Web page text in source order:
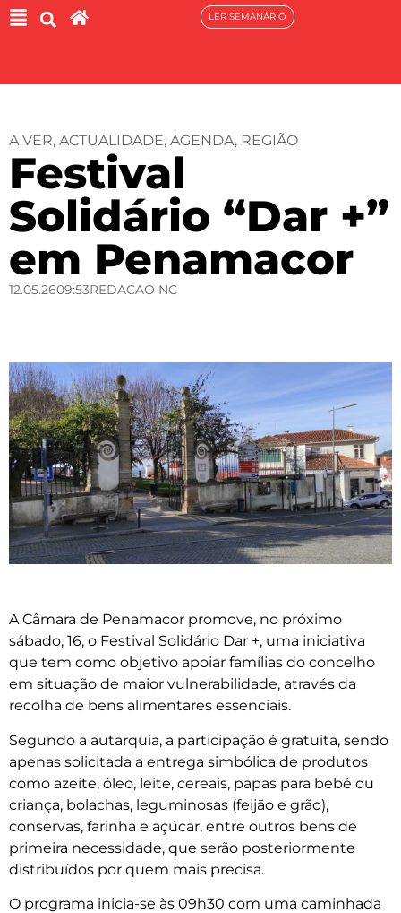
LER SEMANÁRIO
A VER, ACTUALIDADE, AGENDA, REGIÃO
Festival
Solidário “Dar +”
em Penamacor
12.05.2609:53REDACAO NC
A Câmara de Penamacor promove, no próximo
sábado, 16, o Festival Solidário Dar +, uma iniciativa
que tem como objetivo apoiar famílias do concelho
em situação de maior vulnerabilidade, através da
recolha de bens alimentares essenciais.
Segundo a autarquia, a participação é gratuita, sendo
apenas solicitada a entrega simbólica de produtos
como azeite, óleo, leite, cereais, papas para bebé ou
criança, bolachas, leguminosas (feijão e grão),
conservas, farinha e açúcar, entre outros bens de
primeira necessidade, que serão posteriormente
distribuídos por quem mais precisa.
O programa inicia-se às 09h30 com uma caminhada